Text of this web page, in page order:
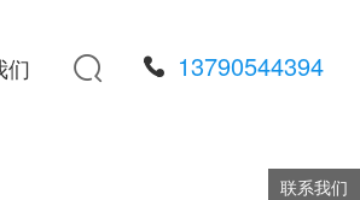
13790544394

们
联系我们